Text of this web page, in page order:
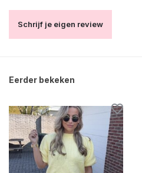
Schrijf je eigen review
Eerder bekeken